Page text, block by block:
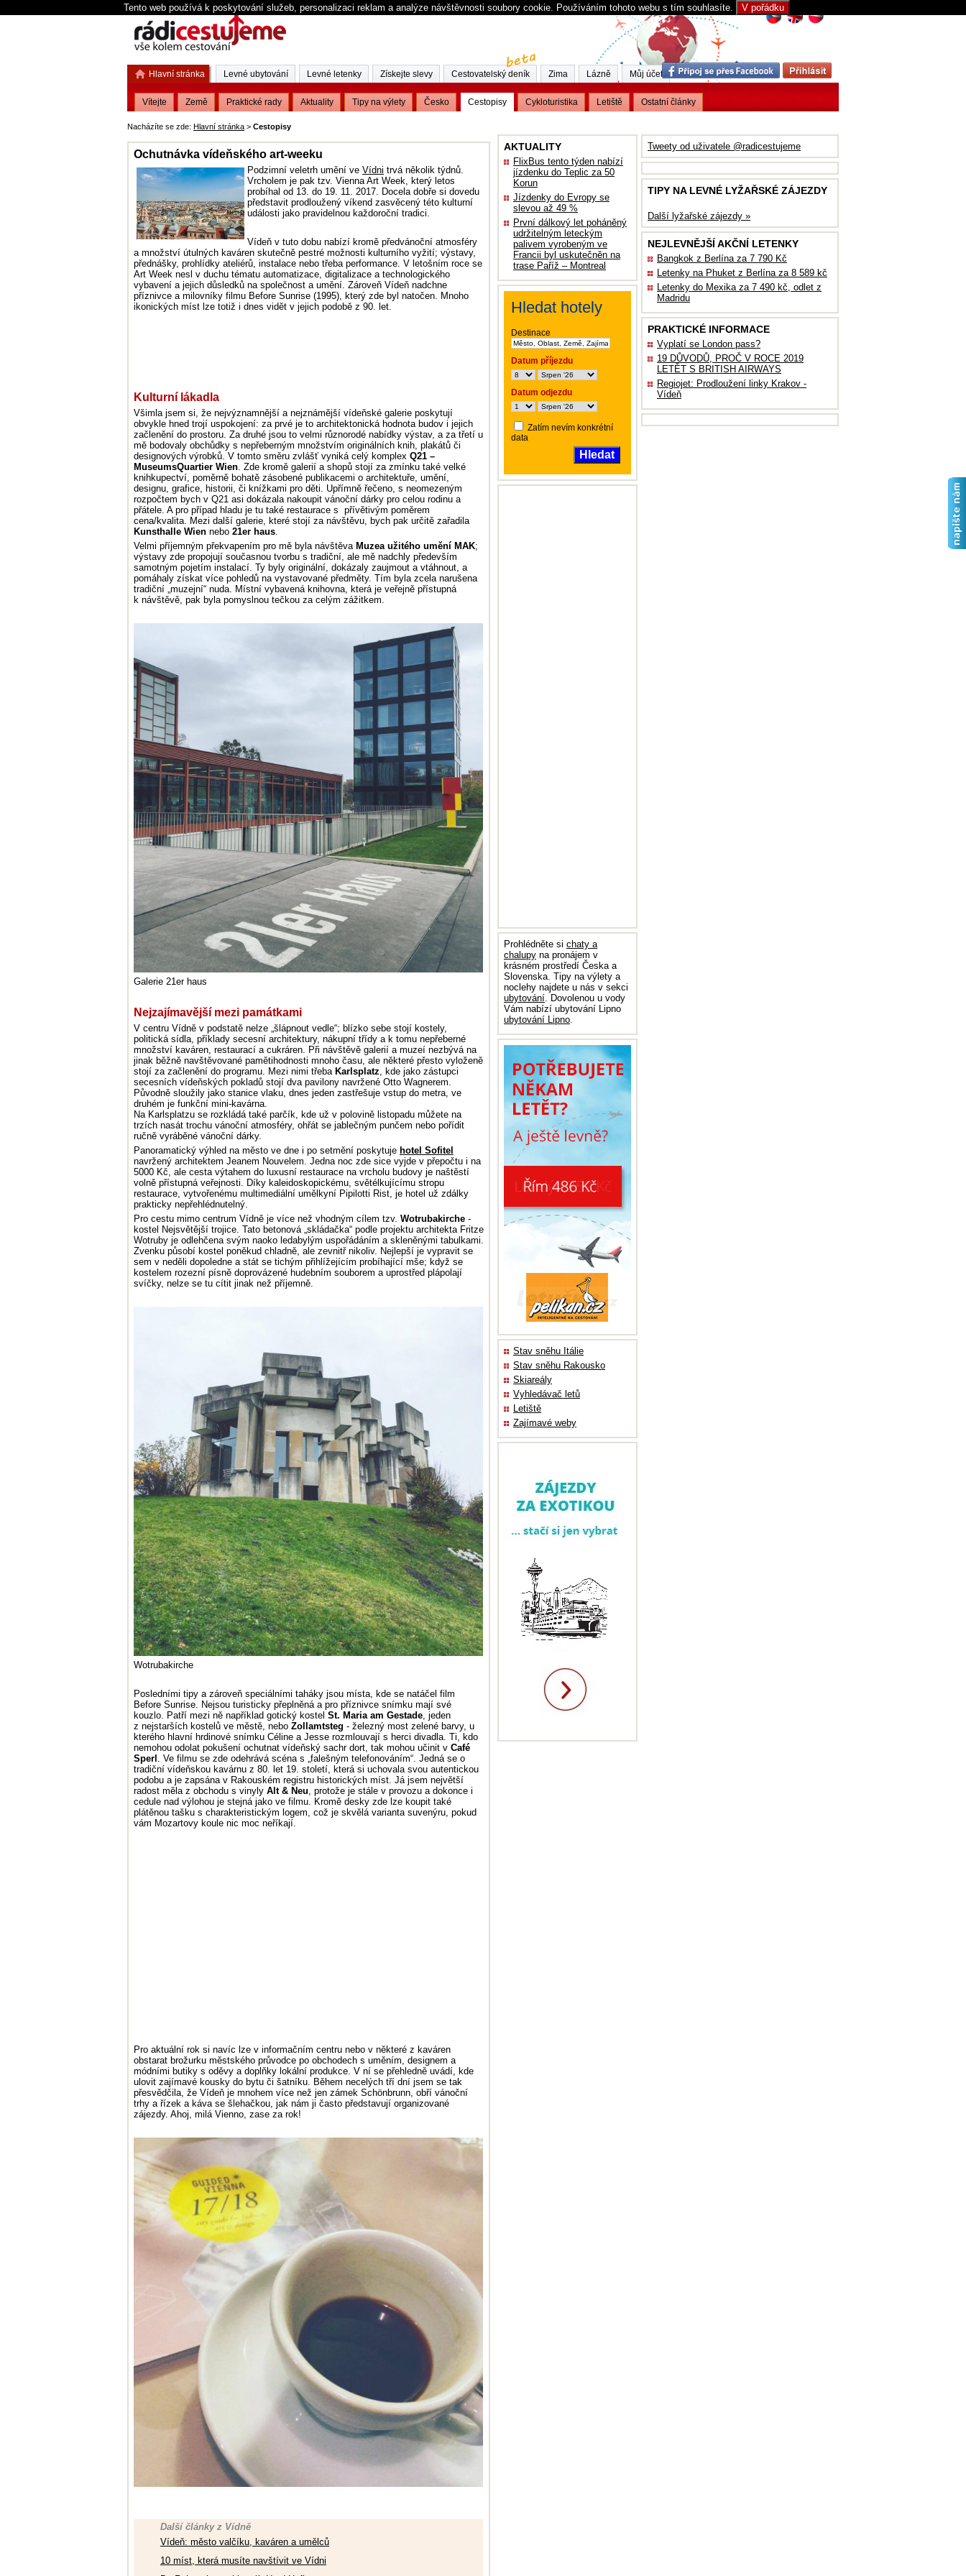
Tento web používá k poskytování služeb, personalizaci reklam a analýze návštěvnosti soubory cookie. Používáním tohoto webu s tím souhlasíte. V pořádku
Nacházíte se zde: Hlavní stránka > Cestopisy
Ochutnávka vídeňského art-weeku
Podzimní veletrh umění ve Vídni trvá několik týdnů.
Vrcholem je pak tzv. Vienna Art Week, který letos
probíhal od 13. do 19. 11. 2017. Docela dobře si dovedu
představit prodloužený víkend zasvěcený této kulturní
události jako pravidelnou každoroční tradici.
Vídeň v tuto dobu nabízí kromě předvánoční atmosféry
a množství útulných kaváren skutečně pestré možnosti kulturního vyžití; výstavy,
přednášky, prohlídky ateliérů, instalace nebo třeba performance. V letošním roce se
Art Week nesl v duchu tématu automatizace, digitalizace a technologického
vybavení a jejich důsledků na společnost a umění. Zároveň Vídeň nadchne
příznivce a milovníky filmu Before Sunrise (1995), který zde byl natočen. Mnoho
ikonických míst lze totiž i dnes vidět v jejich podobě z 90. let.
Kulturní lákadla
Všimla jsem si, že nejvýznamnější a nejznámější vídeňské galerie poskytují
obvykle hned trojí uspokojení: za prvé je to architektonická hodnota budov i jejich
začlenění do prostoru. Za druhé jsou to velmi různorodé nabídky výstav, a za třetí u
mě bodovaly obchůdky s nepřeberným množstvím originálních knih, plakátů či
designových výrobků. V tomto směru zvlášť vyniká celý komplex Q21 –
MuseumsQuartier Wien. Zde kromě galerií a shopů stojí za zmínku také velké
knihkupectví, poměrně bohatě zásobené publikacemi o architektuře, umění,
designu, grafice, historii, či knížkami pro děti. Upřímně řečeno, s neomezeným
rozpočtem bych v Q21 asi dokázala nakoupit vánoční dárky pro celou rodinu a
přátele. A pro případ hladu je tu také restaurace s přívětivým poměrem
cena/kvalita. Mezi další galerie, které stojí za návštěvu, bych pak určitě zařadila
Kunsthalle Wien nebo 21er haus.
Velmi příjemným překvapením pro mě byla návštěva Muzea užitého umění MAK;
výstavy zde propojují současnou tvorbu s tradiční, ale mě nadchly především
samotným pojetím instalací. Ty byly originální, dokázaly zaujmout a vtáhnout, a
pomáhaly získat více pohledů na vystavované předměty. Tím byla zcela narušena
tradiční „muzejní“ nuda. Místní vybavená knihovna, která je veřejně přístupná
k návštěvě, pak byla pomyslnou tečkou za celým zážitkem.
Galerie 21er haus
Nejzajímavější mezi památkami
V centru Vídně v podstatě nelze „šlápnout vedle“; blízko sebe stojí kostely,
politická sídla, příklady secesní architektury, nákupní třídy a k tomu nepřeberné
množství kaváren, restaurací a cukráren. Při návštěvě galerií a muzeí nezbývá na
jinak běžně navštěvované pamětihodnosti mnoho času, ale některé přesto vyloženě
stojí za začlenění do programu. Mezi nimi třeba Karlsplatz, kde jako zástupci
secesních vídeňských pokladů stojí dva pavilony navržené Otto Wagnerem.
Původně sloužily jako stanice vlaku, dnes jeden zastřešuje vstup do metra, ve
druhém je funkční mini-kavárna.
Na Karlsplatzu se rozkládá také parčík, kde už v polovině listopadu můžete na
trzích nasát trochu vánoční atmosféry, ohřát se jablečným punčem nebo pořídit
ručně vyráběné vánoční dárky.
Panoramatický výhled na město ve dne i po setmění poskytuje hotel Sofitel
navržený architektem Jeanem Nouvelem. Jedna noc zde sice vyjde v přepočtu i na
5000 Kč, ale cesta výtahem do luxusní restaurace na vrcholu budovy je naštěstí
volně přístupná veřejnosti. Díky kaleidoskopickému, světélkujícímu stropu
restaurace, vytvořenému multimediální umělkyní Pipilotti Rist, je hotel už zdálky
prakticky nepřehlédnutelný.
Pro cestu mimo centrum Vídně je více než vhodným cílem tzv. Wotrubakirche -
kostel Nejsvětější trojice. Tato betonová „skládačka“ podle projektu architekta Fritze
Wotruby je odlehčena svým naoko ledabylým uspořádáním a skleněnými tabulkami.
Zvenku působí kostel poněkud chladně, ale zevnitř nikoliv. Nejlepší je vypravit se
sem v neděli dopoledne a stát se tichým přihlížejícím probíhající mše; když se
kostelem rozezní písně doprovázené hudebním souborem a uprostřed plápolají
svíčky, nelze se tu cítit jinak než příjemně.
Wotrubakirche
Posledními tipy a zároveň speciálními taháky jsou místa, kde se natáčel film
Before Sunrise. Nejsou turisticky přeplněná a pro příznivce snímku mají své
kouzlo. Patří mezi ně například gotický kostel St. Maria am Gestade, jeden
z nejstarších kostelů ve městě, nebo Zollamtsteg - železný most zelené barvy, u
kterého hlavní hrdinové snímku Céline a Jesse rozmlouvají s herci divadla. Ti, kdo
nemohou odolat pokušení ochutnat vídeňský sachr dort, tak mohou učinit v Café
Sperl . Ve filmu se zde odehrává scéna s „falešným telefonováním“. Jedná se o
tradiční vídeňskou kavárnu z 80. let 19. století, která si uchovala svou autentickou
podobu a je zapsána v Rakouském registru historických míst. Já jsem největší
radost měla z obchodu s vinyly Alt & Neu, protože je stále v provozu a dokonce i
cedule nad výlohou je stejná jako ve filmu. Kromě desky zde lze koupit také
plátěnou tašku s charakteristickým logem, což je skvělá varianta suvenýru, pokud
vám Mozartovy koule nic moc neříkají.
Pro aktuální rok si navíc lze v informačním centru nebo v některé z kaváren
obstarat brožurku městského průvodce po obchodech s uměním, designem a
módními butiky s oděvy a doplňky lokální produkce. V ní se přehledně uvádí, kde
ulovit zajímavé kousky do bytu či šatníku. Během necelých tří dní jsem se tak
přesvědčila, že Vídeň je mnohem více než jen zámek Schönbrunn, obří vánoční
trhy a řízek a káva se šlehačkou, jak nám ji často představují organizované
zájezdy. Ahoj, milá Vienno, zase za rok!
Další články z Vídně
Vídeň: město valčíku, kaváren a umělců
10 míst, která musíte navštívit ve Vídni
Tweety od uživatele @radicestujeme
TIPY NA LEVNÉ LYŽAŘSKÉ ZÁJEZDY
Další lyžařské zájezdy »
NEJLEVNĚJŠÍ AKČNÍ LETENKY
Bangkok z Berlína za 7 790 Kč
Letenky na Phuket z Berlína za 8 589 kč
Letenky do Mexika za 7 490 kč, odlet z
Madridu
PRAKTICKÉ INFORMACE
Vyplatí se London pass?
19 DŮVODŮ, PROČ V ROCE 2019
LETĚT S BRITISH AIRWAYS
Regiojet: Prodloužení linky Krakov -
Vídeň
AKTUALITY
FlixBus tento týden nabízí
jízdenku do Teplic za 50
Korun
Jízdenky do Evropy se
slevou až 49 %
První dálkový let poháněný
udržitelným leteckým
palivem vyrobeným ve
Francii byl uskutečněn na
trase Paříž – Montreal
Hledat hotely
Destinace
Datum příjezdu
Datum odjezdu
Zatím nevím konkrétní
data
Hledat
Prohlédněte si chaty a
chalupy na pronájem v
krásném prostředí Česka a
Slovenska. Tipy na výlety a
noclehy najdete u nás v sekci
ubytování. Dovolenou u vody
Vám nabízí ubytování Lipno
ubytování Lipno.
Stav sněhu Itálie
Stav sněhu Rakousko
Skiareály
Vyhledávač letů
Letiště
Zajímavé weby
Hlavní stránka
Vítejte Země Praktické rady Aktuality Tipy na výlety Česko Cestopisy Cykloturistika Letiště Ostatní články
Levné ubytování Levné letenky Získejte slevy Cestovatelský deník Zima Lázně Můj účet